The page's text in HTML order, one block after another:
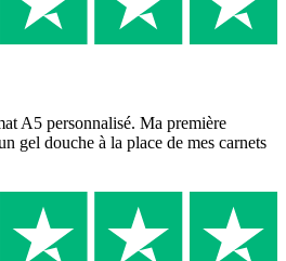
A5 personnalisé. Ma première
gel douche à la place de mes carnets